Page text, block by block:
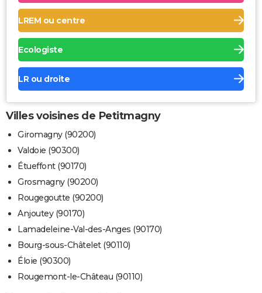
LREM ou centre
Ecologiste
LR ou droite
Villes voisines de Petitmagny
Giromagny (90200)
Valdoie (90300)
Étueffont (90170)
Grosmagny (90200)
Rougegoutte (90200)
Anjoutey (90170)
Lamadeleine-Val-des-Anges (90170)
Bourg-sous-Châtelet (90110)
Éloie (90300)
Rougemont-le-Château (90110)